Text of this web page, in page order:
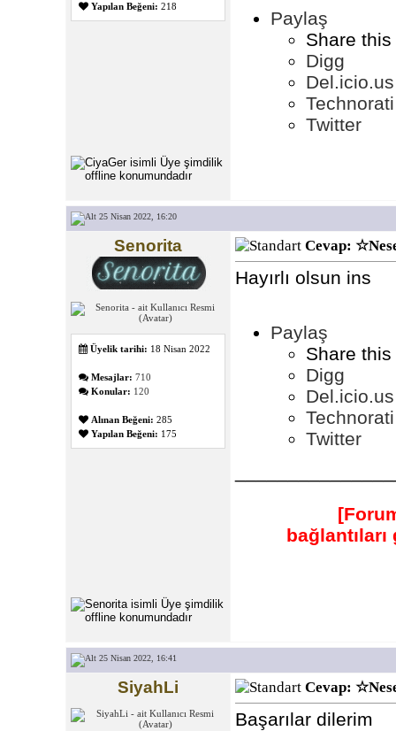
Yapılan Beğeni: 218
Paylaş
Share
Digg
Del.icio.us
Technorati
Twitter
25 Nisan 2022, 16:20
Senorita
Üyelik tarihi: 18 Nisan 2022
Mesajlar: 710
Konular: 120
Alınan Beğeni: 285
Yapılan Beğeni: 175
Cevap:
Hayırlı olsun ins
Paylaş
Share
Digg
Del.icio.us
Technorati
Twitter
25 Nisan 2022, 16:41
SiyahLi Cevap:
Başarılar dilerim